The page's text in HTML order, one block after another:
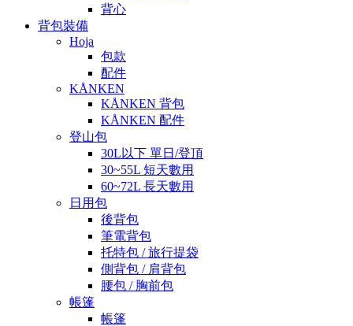
背心
背包裝備
Hoja
包款
配件
KÅNKEN
KÅNKEN 背包
KÅNKEN 配件
登山包
30L以下 單日/登頂
30~55L 短天數用
60~72L 長天數用
日用包
後背包
筆電背包
托特包 / 旅行提袋
側背包 / 肩背包
腰包 / 胸前包
帳篷
帳篷